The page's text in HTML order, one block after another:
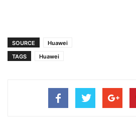
SOURCE
Huawei
TAGS
Huawei